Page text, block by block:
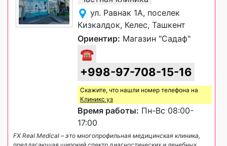
ул. Равнак 1А, поселек
Кизкалдок, Келес, Ташкент
Ориентир: Магазин "Садаф"
☎
+998-97-708-15-16
Скажите, что нашли номер телефона на
Клиникс уз
Время работы: Пн-Вс 08:00-
17:00
FX Real Medical – это многопрофильная медицинская клиника,